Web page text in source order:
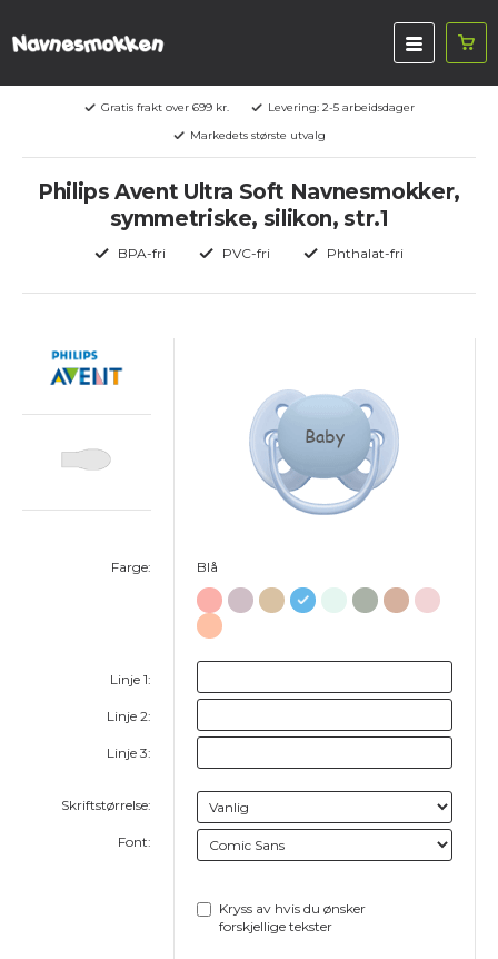
Gratis frakt over 699 kr.
Levering: 2-5 arbeidsdager
Markedets største utvalg
Philips Avent Ultra Soft Navnesmokker,
symmetriske, silikon, str.1
BPA-fri PVC-fri Phthalat-fri
Farge:
Linje 1:
Linje 2:
Linje 3:
Skriftstørrelse:
Font:
Baby
Blå
Kryss av hvis du ønsker
forskjellige tekster